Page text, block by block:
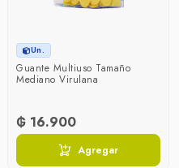
Un.
Guante Multiuso Tamaño
Mediano Virulana
₲ 16.900
Agregar